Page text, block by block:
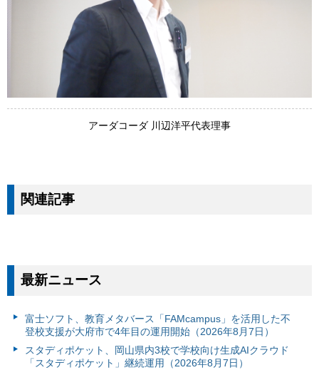
アーダコーダ 川辺洋平代表理事
関連記事
最新ニュース
富⼠ソフト、教育メタバース「FAMcampus」を活用した不
登校支援が大府市で4年目の運用開始（2026年8月7日）
スタディポケット、岡山県内3校で学校向け生成AIクラウド
「スタディポケット」継続運用（2026年8月7日）